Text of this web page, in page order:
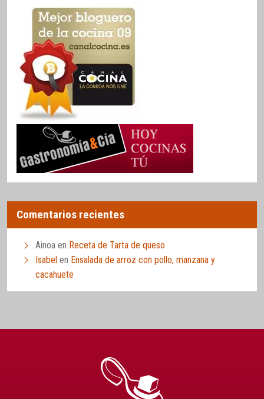
Comentarios recientes
Ainoa en Receta de Tarta de queso
Isabel en Ensalada de arroz con pollo, manzana y
cacahuete